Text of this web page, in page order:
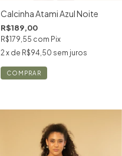
Calcinha Atami Azul Noite
R$189,00
R$179,55 com Pix
2 x de R$94,50 sem juros
COMPRAR